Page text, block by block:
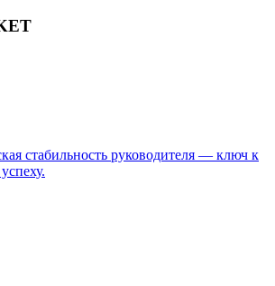
стабильность руководителя — ключ к